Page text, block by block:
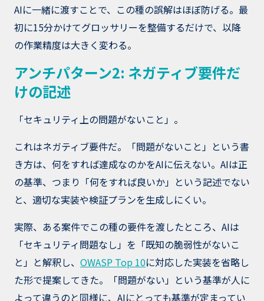
AIに一緒に渡すことで、この種の誤解はほぼ防げる。最
初に15分かけてグロッサリーを整備するだけで、以降
の作業精度は大きく変わる。
アンチパターン2: ネガティブ要件だ
けの記述
「セキュリティ上の問題がないこと」。
これはネガティブ要件だ。「問題がないこと」という書
き方は、何をすれば達成なのかをAIに伝えない。AIは正
の基準、つまり「何をすれば良いか」という記述でない
と、適切な実装や検証プランを生成しにくい。
実際、ある案件でこの種の要件を渡したところ、AIは
「セキュリティ問題なし」を「既知の脆弱性がないこ
と」と解釈し、 OWASP Top 10に対応した実装を省略し
た形で提案してきた。「問題がない」という基準が人に
よって違うのと同様に、AIにとっても基準が定まってい